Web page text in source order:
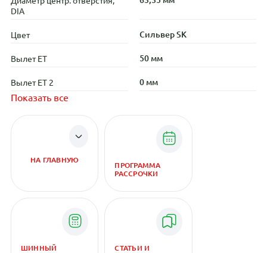
DIA
Цвет Сильвер SK
Вылет ET 50 мм
Вылет ET 2 0 мм
Показать все
НА ГЛАВНУЮ
ПРОГРАММА
РАССРОЧКИ
ШИННЫЙ
СТАТЬИ И